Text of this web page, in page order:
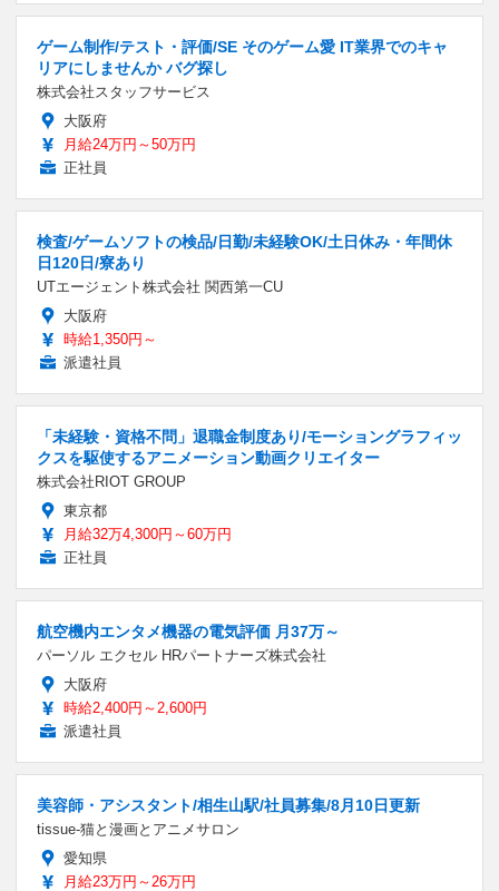
ゲーム制作/テスト・評価/SE そのゲーム愛 IT業界でのキャ
リアにしませんか バグ探し
株式会社スタッフサービス
大阪府
月給24万円～50万円
正社員
検査/ゲームソフトの検品/日勤/未経験OK/土日休み・年間休
日120日/寮あり
UTエージェント株式会社 関西第一CU
大阪府
時給1,350円～
派遣社員
「未経験・資格不問」退職金制度あり/モーショングラフィッ
クスを駆使するアニメーション動画クリエイター
株式会社RIOT GROUP
東京都
月給32万4,300円～60万円
正社員
航空機内エンタメ機器の電気評価 月37万～
パーソル エクセル HRパートナーズ株式会社
大阪府
時給2,400円～2,600円
派遣社員
美容師・アシスタント/相生山駅/社員募集/8月10日更新
tissue-猫と漫画とアニメサロン
愛知県
月給23万円～26万円